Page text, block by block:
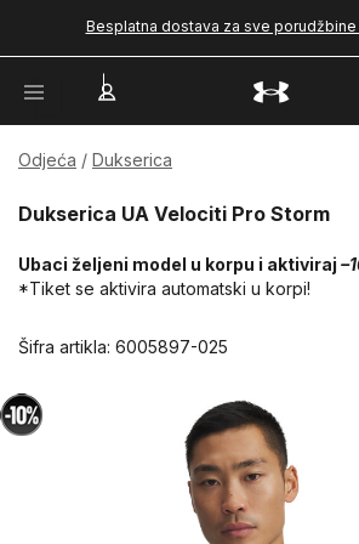
Besplatna dostava za sve porudžbine
Odjeća Dukserica
Dukserica UA Velociti Pro Storm
Ubaci željeni model u korpu i aktiviraj
*Tiket se aktivira automatski u korpi!
Šifra artikla: 6005897-025